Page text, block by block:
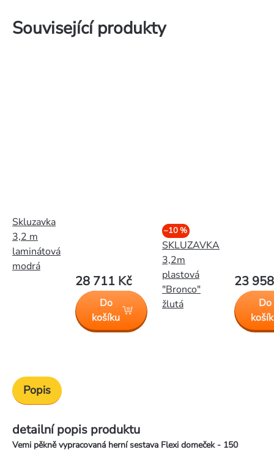
Související produkty
Skluzavka
3,2 m
laminátová
modrá
28 711 Kč
Do
košíku
–10 %
SKLUZAVKA
3,2m
plastová
"Bronco"
žlutá
23
Do
Popis
detailní popis produktu
Vemi pěkně vypracovaná herní sestava Flexi domeček - 150